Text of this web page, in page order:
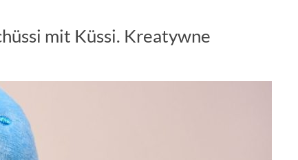
mit Küssi. Kreatywne